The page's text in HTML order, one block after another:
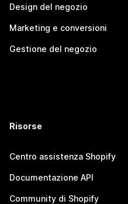
Design del negozio
Marketing e conversioni
Gestione del negozio
Risorse
Centro assistenza Shopify
Documentazione API
Community di Shopify